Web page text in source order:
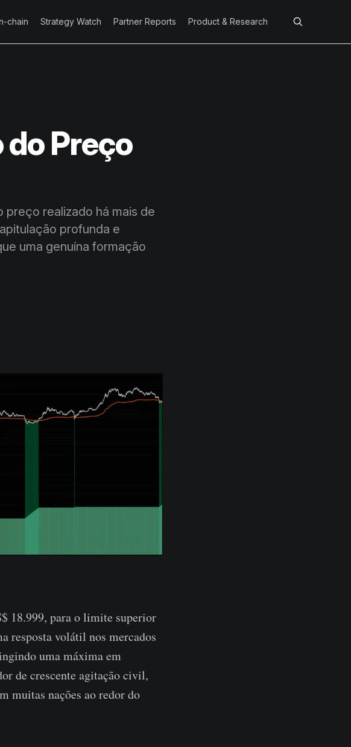
chain Strategy Watch Partner Reports Product & Research
Preço
preço realizado há mais de
profunda e
uma genuína formação
18.999, para o limite superior
resposta volátil nos mercados
uma máxima em
de crescente agitação civil,
muitas nações ao redor do